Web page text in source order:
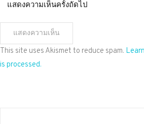
แสดงความเห็นครั้งถัดไป
This site uses Akismet to reduce spam.
is processed.